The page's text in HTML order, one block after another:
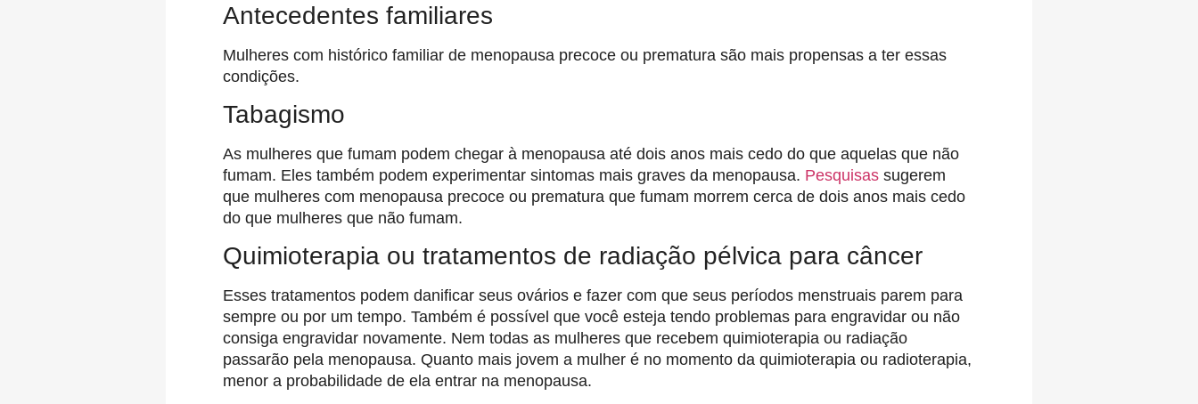
Antecedentes familiares
Mulheres com histórico familiar de menopausa precoce ou prematura são mais propensas a ter essas
condições.
Tabagismo
As mulheres que fumam podem chegar à menopausa até dois anos mais cedo do que aquelas que não
fumam. Eles também podem experimentar sintomas mais graves da menopausa. Pesquisas sugerem
que mulheres com menopausa precoce ou prematura que fumam morrem cerca de dois anos mais cedo
do que mulheres que não fumam.
Quimioterapia ou tratamentos de radiação pélvica para câncer
Esses tratamentos podem danificar seus ovários e fazer com que seus períodos menstruais parem para
sempre ou por um tempo. Também é possível que você esteja tendo problemas para engravidar ou não
consiga engravidar novamente. Nem todas as mulheres que recebem quimioterapia ou radiação
passarão pela menopausa. Quanto mais jovem a mulher é no momento da quimioterapia ou radioterapia,
menor a probabilidade de ela entrar na menopausa.